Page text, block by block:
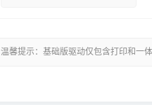
温馨提示：基础版驱动仅包含打印和一